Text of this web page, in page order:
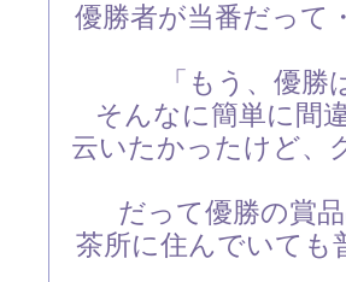
優勝者が当番だって
「もう、優
そんなに簡単に間
云いたかったけど、
だって優勝の賞
茶所に住んでいても